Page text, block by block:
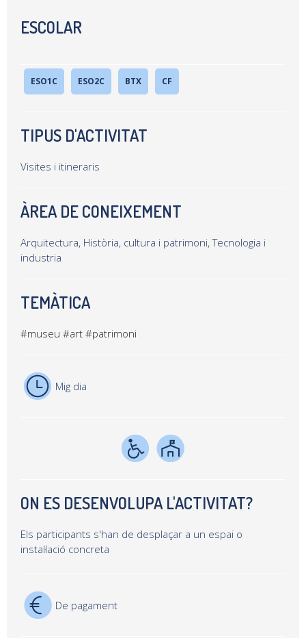
ESCOLAR
ESO1C ESO2C BTX CF
TIPUS D'ACTIVITAT
Visites i itineraris
ÀREA DE CONEIXEMENT
Arquitectura, Història, cultura i patrimoni, Tecnologia i
industria
TEMÀTICA
#museu #art #patrimoni
Mig dia
ON ES DESENVOLUPA L'ACTIVITAT?
Els participants s'han de desplaçar a un espai o
instal·lació concreta
De pagament